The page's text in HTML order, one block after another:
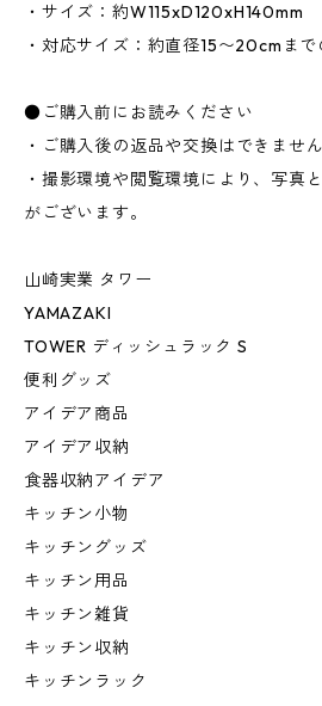
・サイズ：約W115xD120xH140mm
・対応サイズ：約直径15〜20cmま
●ご購入前にお読みください
・ご購入後の返品や交換はできません
・撮影環境や閲覧環境により、写真
がございます。
山崎実業 タワー
YAMAZAKI
TOWER ディッシュラック S
便利グッズ
アイデア商品
アイデア収納
食器収納アイデア
キッチン小物
キッチングッズ
キッチン用品
キッチン雑貨
キッチン収納
キッチンラック